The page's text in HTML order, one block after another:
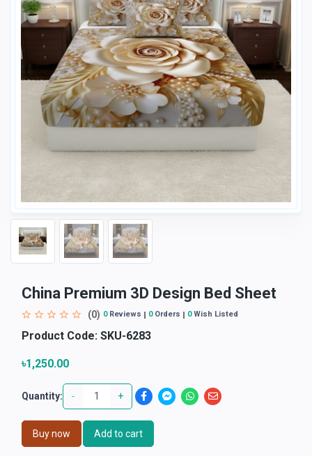
China Premium 3D Design Bed Sheet
(0) 0Reviews 0Orders 0Wish Listed
Product Code: SKU-6283
৳1,250.00
Quantity: - +
Buy now Add to cart